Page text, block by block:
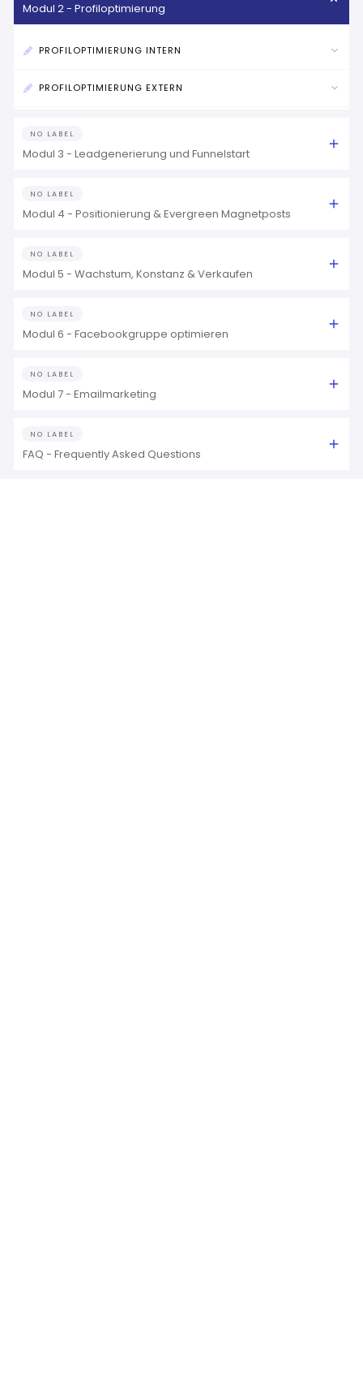
Modul 2 - Profiloptimierung
PROFILOPTIMIERUNG INTERN
PROFILOPTIMIERUNG EXTERN
NO LABEL
Modul 3 - Leadgenerierung und Funnelstart
NO LABEL
Modul 4 - Positionierung & Evergreen Magnetposts
NO LABEL
Modul 5 - Wachstum, Konstanz & Verkaufen
NO LABEL
Modul 6 - Facebookgruppe optimieren
NO LABEL
Modul 7 - Emailmarketing
NO LABEL
FAQ - Frequently Asked Questions